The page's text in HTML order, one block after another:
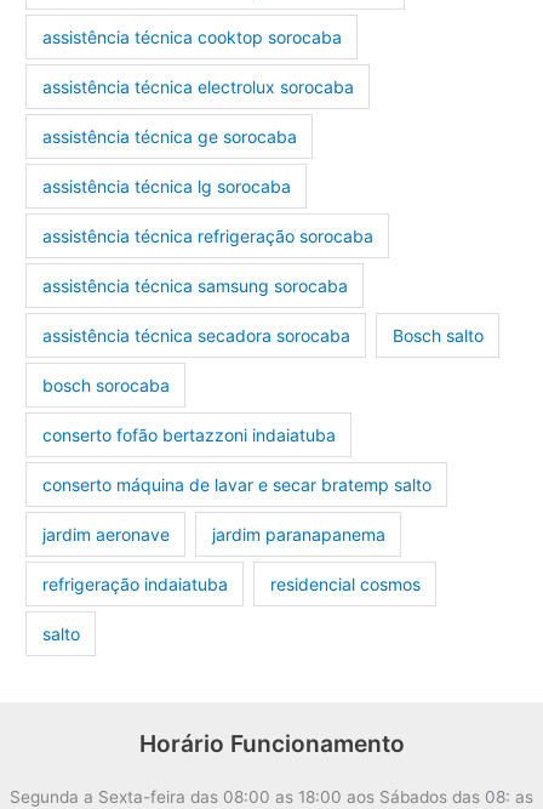
assistência técnica cooktop sorocaba
assistência técnica electrolux sorocaba
assistência técnica ge sorocaba
assistência técnica lg sorocaba
assistência técnica refrigeração sorocaba
assistência técnica samsung sorocaba
assistência técnica secadora sorocaba Bosch salto
bosch sorocaba
conserto fofão bertazzoni indaiatuba
conserto máquina de lavar e secar bratemp salto
jardim aeronave jardim paranapanema
refrigeração indaiatuba residencial cosmos
salto
Horário Funcionamento
Segunda a Sexta-feira das 08:00 as 18:00 aos Sábados das 08: as